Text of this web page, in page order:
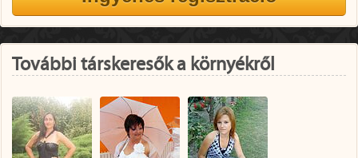
További társkeresők a környékről